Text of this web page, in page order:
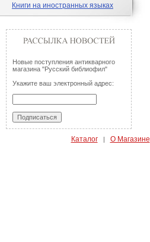
Книги на иностранных языках
Новые поступления антикварного
магазина "Русский библиофил"
Укажите ваш электронный адрес:
Каталог| О Магазине